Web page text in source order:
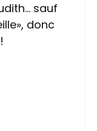
sauf
donc